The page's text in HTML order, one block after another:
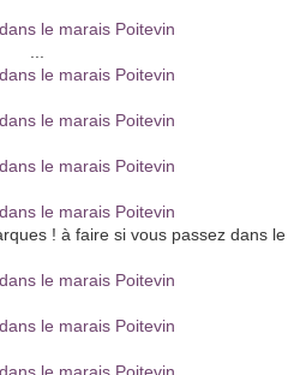
! à faire si vous passez dans le